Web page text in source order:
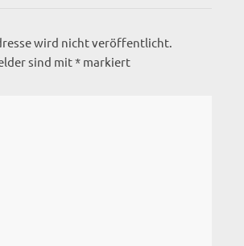
wird nicht veröffentlicht.
sind mit* markiert